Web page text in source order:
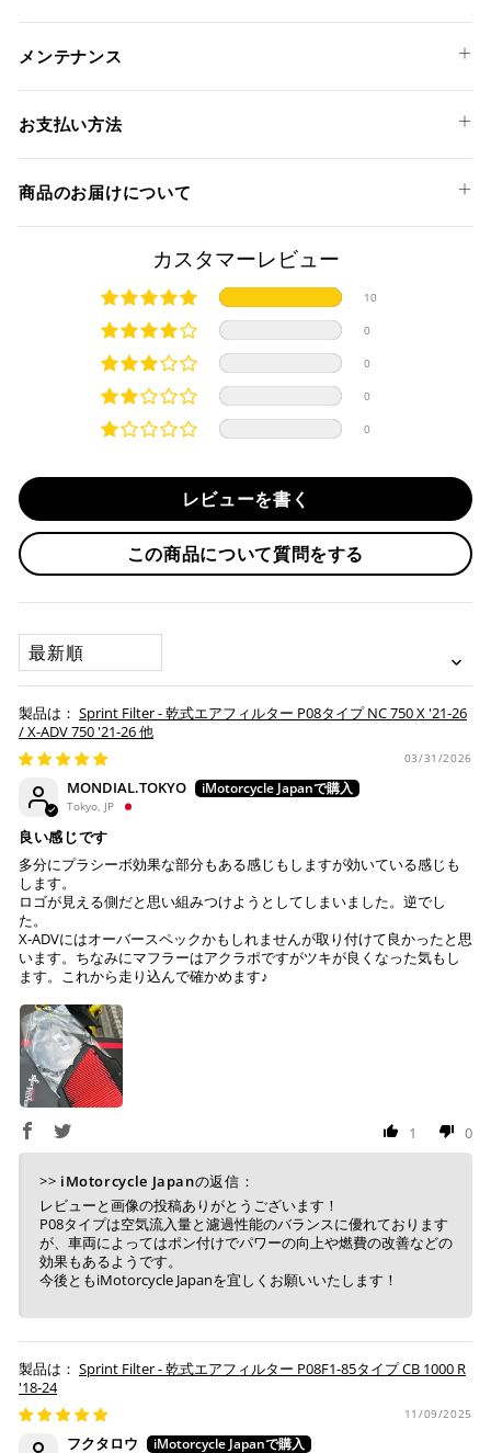
HONDA
CRF 1000 L AFRICA TWIN '16-19
メンテナンス
お支払い方法
クレジットカード
上記クレジットカードをご利用頂けます。
分割払い、リボ払い、3Dセキュア対応カードをご利用の
際は、『クレジットカード決済(3Dセキュア) - SBPS』を
ご選択ください。
対応支払回数について以下の通りです。
・分割払い (3,5,6,10,12,15,18,20,24回)
※ 分割払い、リボ払いは決済金額が税込10,000円以上の
場合のみご利用いただけます。
※ American Expressでの分割払いのご利用には、事前
す。
※ Diners Clubは分割払い非対応のため、一括払い・リ
ボ払いのみご利用頂けます。
※ 手数料、利息はご利用のカード会社の定めによります
ので、事前にご確認ください。
楽天ペイ
いが可能です。
楽天ポイントが貯まる・使える！「簡単」「あんしん」
「お得」な楽天ペイをご利用ください。
※ 楽天ポイントが貯まるのは楽天カード・楽天ポイン
ト・楽天ペイ残高でのお支払いに限ります。
※ 現在楽天ペイでご使用頂けるクレジットカードは
Visa、Mastercard、JCBのみです。
上記キャッシュレス決済アカウントからご希望のお支払
※ ご利用には事前にPayPay、Apple Payの利用登録が
商品のお届けについて
商品発送までの日数について
ご希望商品の在庫状況により異なります。 詳しくは該当商品
ページよりご希望のカラー、材質等(オプションがある場合)を
選択後に表示される納期をご確認ください。
国内在庫ありの場合
・平日16時までのご注文、お支払い完了で即日発送いたしま
・前払い決済（銀行振込等）の場合、15時までに弊社でのご
入金確認が完了いたしましたら即日発送いたします。
・お取り寄せ商品等を一緒にご注文の場合は、基本的にはお
取り寄せ商品が揃ってからの発送になります。別で発送をご
お取り寄せの場合
・商品ページの納期はあくまで目安になりますので、納期が
早まる場合もございます。
・運送状況や繁忙期の影響により遅れが生じる場合もござい
配送送料について
１回のご注文で商品代金合計が¥11,000(税込）以上の場合
は、送料が無料となります。
配送会社について
カスタマーレビュー
10
0
0
0
0
レビューを書く
この商品について質問をする
SORT BY
Sprint Filter - 乾式エアフィルター P08タイプ NC 750 X '21-26
/ X-ADV 750 '21-26 他
03/31/2026
MONDIAL.TOKYO
Tokyo, JP
良い感じです
多分にプラシーボ効果な部分もある感じもしますが効いている感じも
します。
ロゴが見える側だと思い組みつけようとしてしまいました。逆でし
た。
X-ADVにはオーバースペックかもしれませんが取り付けて良かったと思
います。ちなみにマフラーはアクラポですがツキが良くなった気もし
ます。これから走り込んで確かめます♪
1 0
>> iMotorcycle Japanの返信：
レビューと画像の投稿ありがとうございます！
P08タイプは空気流入量と濾過性能のバランスに優れております
が、車両によってはポン付けでパワーの向上や燃費の改善などの
効果もあるようです。
今後ともiMotorcycle Japanを宜しくお願いいたします！
Sprint Filter - 乾式エアフィルター P08F1-85タイプ CB 1000 R
'18-24
11/09/2025
フクタロウ